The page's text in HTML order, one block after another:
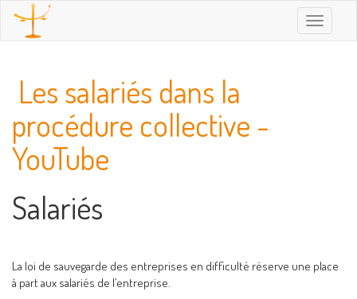
Toggle
Les salariés dans la
procédure collective -
YouTube
Salariés
La loi de sauvegarde des entreprises en difficulté réserve une place
à part aux salariés de l’entreprise.